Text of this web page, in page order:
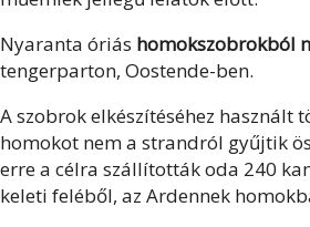
Nyaranta óriás homokszobrokból
tengerparton, Oostende-ben.
A szobrok elkészítéséhez használt
homokot nem a strandról gyűjtik
erre a célra szállították oda 240
keleti feléből, az Ardennek